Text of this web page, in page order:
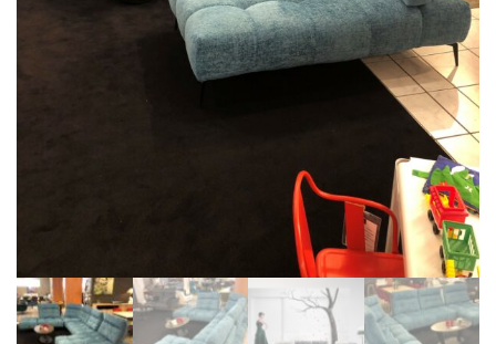
LITS RELEVABLES
CADRES DE LIT